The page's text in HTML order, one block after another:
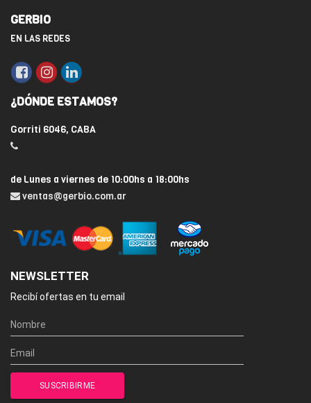
GERBIO
EN LAS REDES
¿DÓNDE ESTAMOS?
Gorriti 6046, CABA
de Lunes a viernes de 10:00hs a 18:00hs
ventas@gerbio.com.ar
NEWSLETTER
Recibí ofertas en tu email